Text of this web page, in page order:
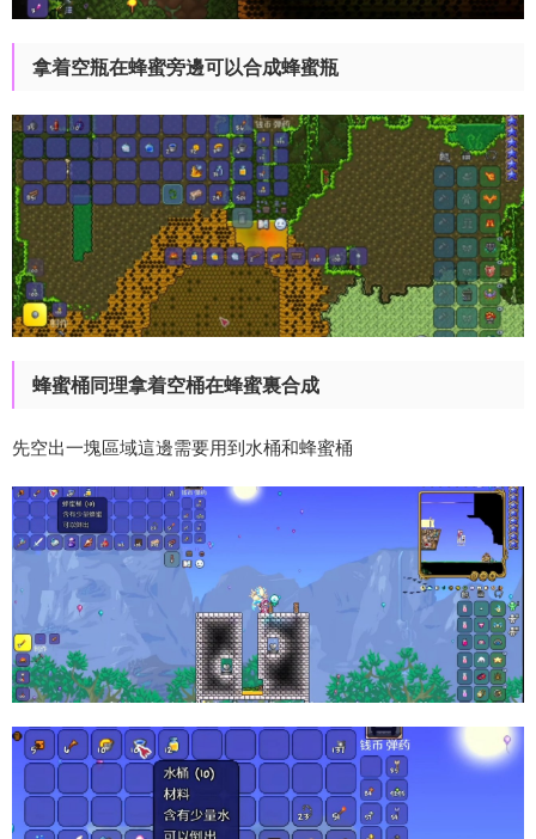
拿着空瓶在蜂蜜旁邊可以合成蜂蜜瓶
蜂蜜桶同理拿着空桶在蜂蜜裏合成
先空出一塊區域這邊需要用到水桶和蜂蜜桶